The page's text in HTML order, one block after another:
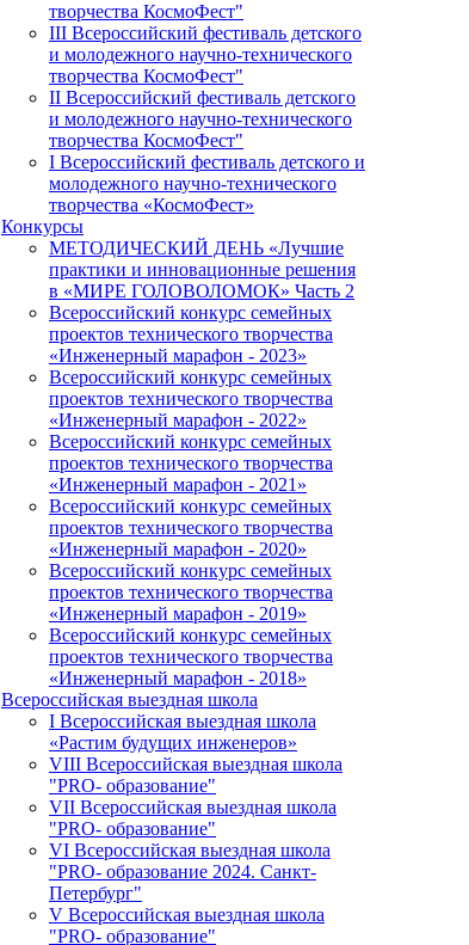
творчества КосмоФест"
III Всероссийский фестиваль детского
и молодежного научно-технического
творчества КосмоФест"
II Всероссийский фестиваль детского
и молодежного научно-технического
творчества КосмоФест"
I Всероссийский фестиваль детского и
молодежного научно-технического
творчества «КосмоФест»
Конкурсы
МЕТОДИЧЕСКИЙ ДЕНЬ «Лучшие
практики и инновационные решения
в «МИРЕ ГОЛОВОЛОМОК» Часть 2
Всероссийский конкурс семейных
проектов технического творчества
«Инженерный марафон - 2023»
Всероссийский конкурс семейных
проектов технического творчества
«Инженерный марафон - 2022»
Всероссийский конкурс семейных
проектов технического творчества
«Инженерный марафон - 2021»
Всероссийский конкурс семейных
проектов технического творчества
«Инженерный марафон - 2020»
Всероссийский конкурс семейных
проектов технического творчества
«Инженерный марафон - 2019»
Всероссийский конкурс семейных
проектов технического творчества
«Инженерный марафон - 2018»
Всероссийская выездная школа
I Всероссийская выездная школа
«Растим будущих инженеров»
VIII Всероссийская выездная школа
"PRO- образование"
VII Всероссийская выездная школа
"PRO- образование"
VI Всероссийская выездная школа
"PRO- образование 2024. Санкт-
Петербург"
V Всероссийская выездная школа
"PRO- образование"